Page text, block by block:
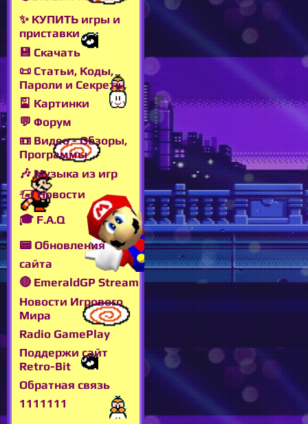
✨ КУПИТЬ игры и
приставки
💾 Скачать
📜 Статьи, Коды,
Пароли и Секреты
🎴 Картинки
💬 Форум
📼 Видео - Обзоры,
Программы
🎶 Музыка из игр
🖅 Новости
🎓 F.A.Q
📟 Обновления
сайта
🔴 EmeraldGP Stream
Новости Игрового
Мира
Radio GamePlay
Поддержи сайт
Retro-Bit
Обратная связь
1111111